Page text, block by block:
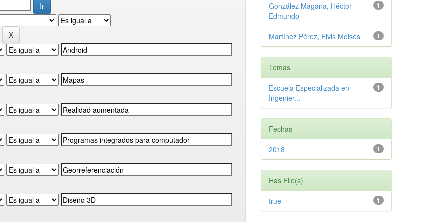
1
González Magaña, Héctor
Edmundo
1
Martínez Pérez, Elvis Moisés
Temas
1
Escuela Especializada en
Ingenier...
Fechas
1
2018
Has File(s)
1
true